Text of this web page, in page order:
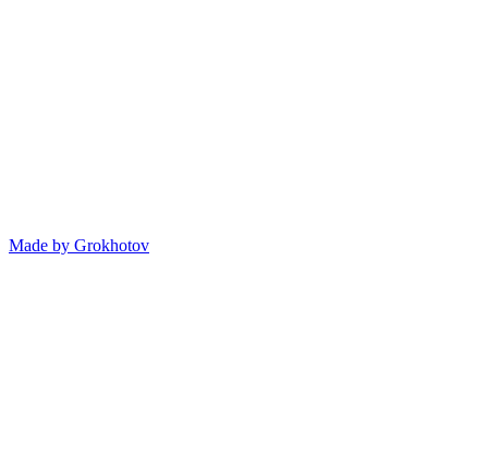
Made by Grokhotov